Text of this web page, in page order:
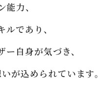
力、
であり、
自身が気づき、
が込められています。